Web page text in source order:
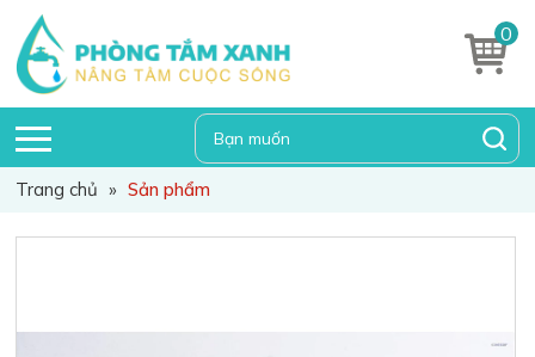
0
Trang chủ » Sản phẩm